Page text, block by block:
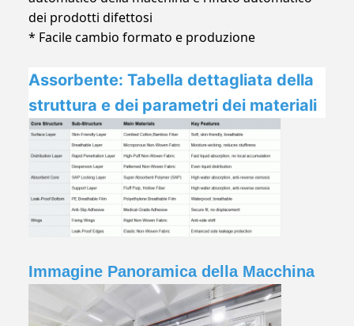
dei prodotti difettosi
* Facile cambio formato e produzione
Assorbente: Tabella dettagliata della
struttura e dei parametri dei materiali
Immagine Panoramica della Macchina